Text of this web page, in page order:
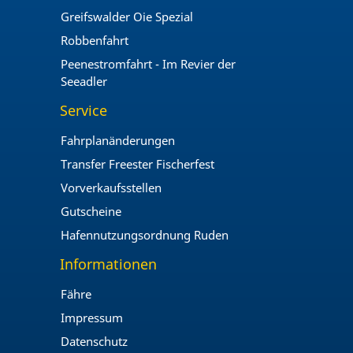
Greifswalder Oie Spezial
Robbenfahrt
Peenestromfahrt - Im Revier der
Seeadler
Service
Fahrplanänderungen
Transfer Freester Fischerfest
Vorverkaufsstellen
Gutscheine
Hafennutzungsordnung Ruden
Informationen
Fähre
Impressum
Datenschutz